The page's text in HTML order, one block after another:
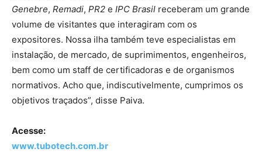
Genebre, Remadi, PR2 e IPC Brasil receberam um grande
volume de visitantes que interagiram com os
expositores. Nossa ilha também teve especialistas em
instalação, de mercado, de suprimimentos, engenheiros,
bem como um staff de certificadoras e de organismos
normativos. Acho que, indiscutivelmente, cumprimos os
objetivos traçados”, disse Paiva.
Acesse:
www.tubotech.com.br